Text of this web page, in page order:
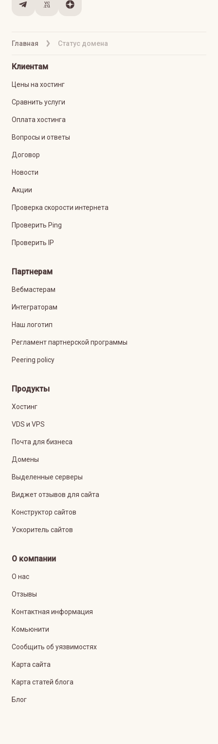
Главная Статус домена
Клиентам
Цены на хостинг
Сравнить услуги
Оплата хостинга
Вопросы и ответы
Договор
Новости
Акции
Проверка скорости интернета
Проверить Ping
Проверить IP
Партнерам
Вебмастерам
Интеграторам
Наш логотип
Регламент партнерской программы
Peering policy
Продукты
Хостинг
VDS и VPS
Почта для бизнеса
Домены
Выделенные серверы
Виджет отзывов для сайта
Конструктор сайтов
Ускоритель сайтов
О компании
О нас
Отзывы
Контактная информация
Комьюнити
Сообщить об уязвимостях
Карта сайта
Карта статей блога
Блог